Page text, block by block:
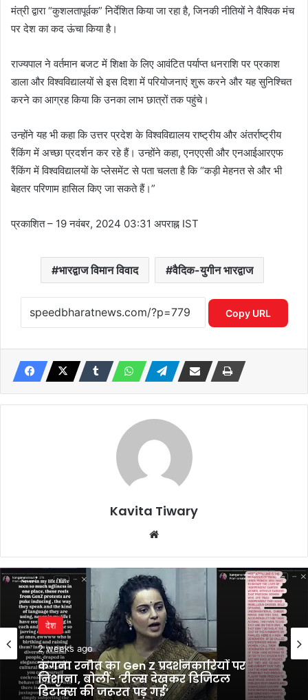
मंत्री द्वारा “कुशलतापूर्वक” निर्देशित किया जा रहा है, जिनकी नीतियों ने वैश्विक मंच
पर देश का कद ऊंचा किया है।
राज्यपाल ने वर्तमान बजट में शिक्षा के लिए आवंटित पर्याप्त धनराशि पर प्रकाश
डाला और विश्वविद्यालयों से इस दिशा में परियोजनाएं शुरू करने और यह सुनिश्चित
करने का आग्रह किया कि उनका लाभ छात्रों तक पहुंचे।
उन्होंने यह भी कहा कि उत्तर प्रदेश के विश्वविद्यालय राष्ट्रीय और अंतर्राष्ट्रीय
रैंकिंग में अच्छा प्रदर्शन कर रहे हैं। उन्होंने कहा, एनएएसी और एनआईआरएफ
रैंकिंग में विश्वविद्यालयों के प्लेसमेंट से पता चलता है कि “कड़ी मेहनत से और भी
बेहतर परिणाम हासिल किए जा सकते हैं।”
प्रकाशित– 19 नवंबर, 2024 03:31 अपराह्न IST
भारद्वाज विमान विवाद वैदिक-युगीन भारद्वाज
Copy URL
Kavita Tiwary
देश
2 weeks ago
कंगना रनौत का Gen Z प्रदर्शनकारियों पर
निशाना, बोलीं- ‘रील्स देखकर डिजिटल
डिटॉक्स की जरूरत पड़ गई’